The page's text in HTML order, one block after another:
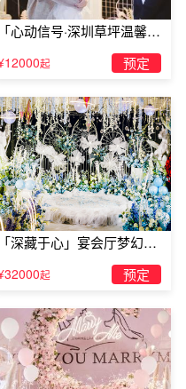
源客栈
中间，步行东栅景区仅5
钟。地理位置优越，周边
「心动信号·深圳草坪温馨求
」
起 预定
「深藏于心」宴会厅梦幻主
起 预定